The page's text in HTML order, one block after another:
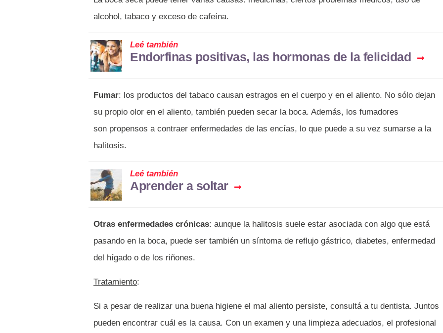
alcohol, tabaco y exceso de cafeína.
Leé también
Endorfinas positivas, las hormonas de la felicidad
Fumar: los productos del tabaco causan estragos en el cuerpo y en el aliento. No sólo dejan
su propio olor en el aliento, también pueden secar la boca. Además, los fumadores
son propensos a contraer enfermedades de las encías, lo que puede a su vez sumarse a la
halitosis.
Leé también
Aprender a soltar
Otras enfermedades crónicas: aunque la halitosis suele estar asociada con algo que está
pasando en la boca, puede ser también un síntoma de reflujo gástrico, diabetes, enfermedad
del hígado o de los riñones.
Tratamiento:
Si a pesar de realizar una buena higiene el mal aliento persiste, consultá a tu dentista. Juntos
pueden encontrar cuál es la causa. Con un examen y una limpieza adecuados, el profesional